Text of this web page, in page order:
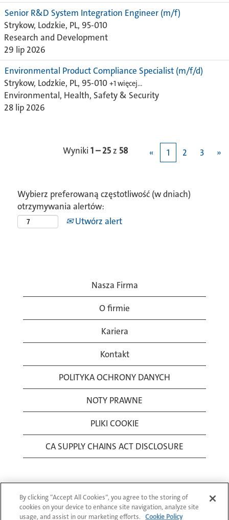
Senior R&D System Integration Engineer (m/f)
Strykow, Lodzkie, PL, 95-010
Research and Development
29 lip 2026
Environmental Product Compliance Specialist (m/f/d)
Strykow, Lodzkie, PL, 95-010 +1 więcej…
Environmental, Health, Safety & Security
28 lip 2026
Wyniki 1 – 25z 58 « 1 2 3 »
Wybierz preferowaną częstotliwość (w dniach)
otrzymywania alertów:
Utwórz alert
Nasza Firma
O firmie
Kariera
Kontakt
POLITYKA OCHRONY DANYCH
NOTY PRAWNE
PLIKI COOKIE
CA SUPPLY CHAINS ACT DISCLOSURE
By clicking “Accept All Cookies”, you agree to the storing of
cookies on your device to enhance site navigation, analyze site
usage, and assist in our marketing efforts.
Cookie Policy